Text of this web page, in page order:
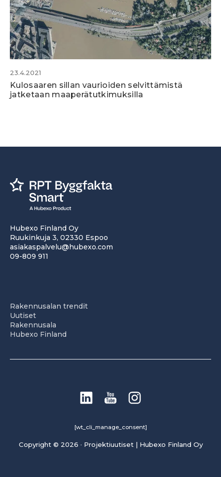
23.4.2021
Kulosaaren sillan vaurioiden selvittämistä
jatketaan maaperätutkimuksilla
Hubexo Finland Oy
Ruukinkuja 3, 02330 Espoo
asiakaspalvelu@hubexo.com
09-809 911
Rakennusalan trendit
Uutiset
Rakennusala
Hubexo Finland
[wt_cli_manage_consent]
Copyright © 2026 · Projektiuutiset | Hubexo Finland Oy